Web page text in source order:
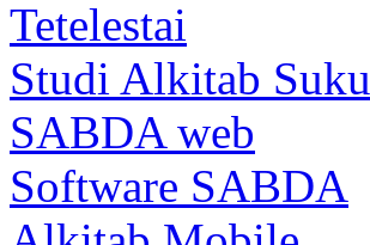
Tetelestai
Studi Alkitab Suku
SABDA web
Software SABDA